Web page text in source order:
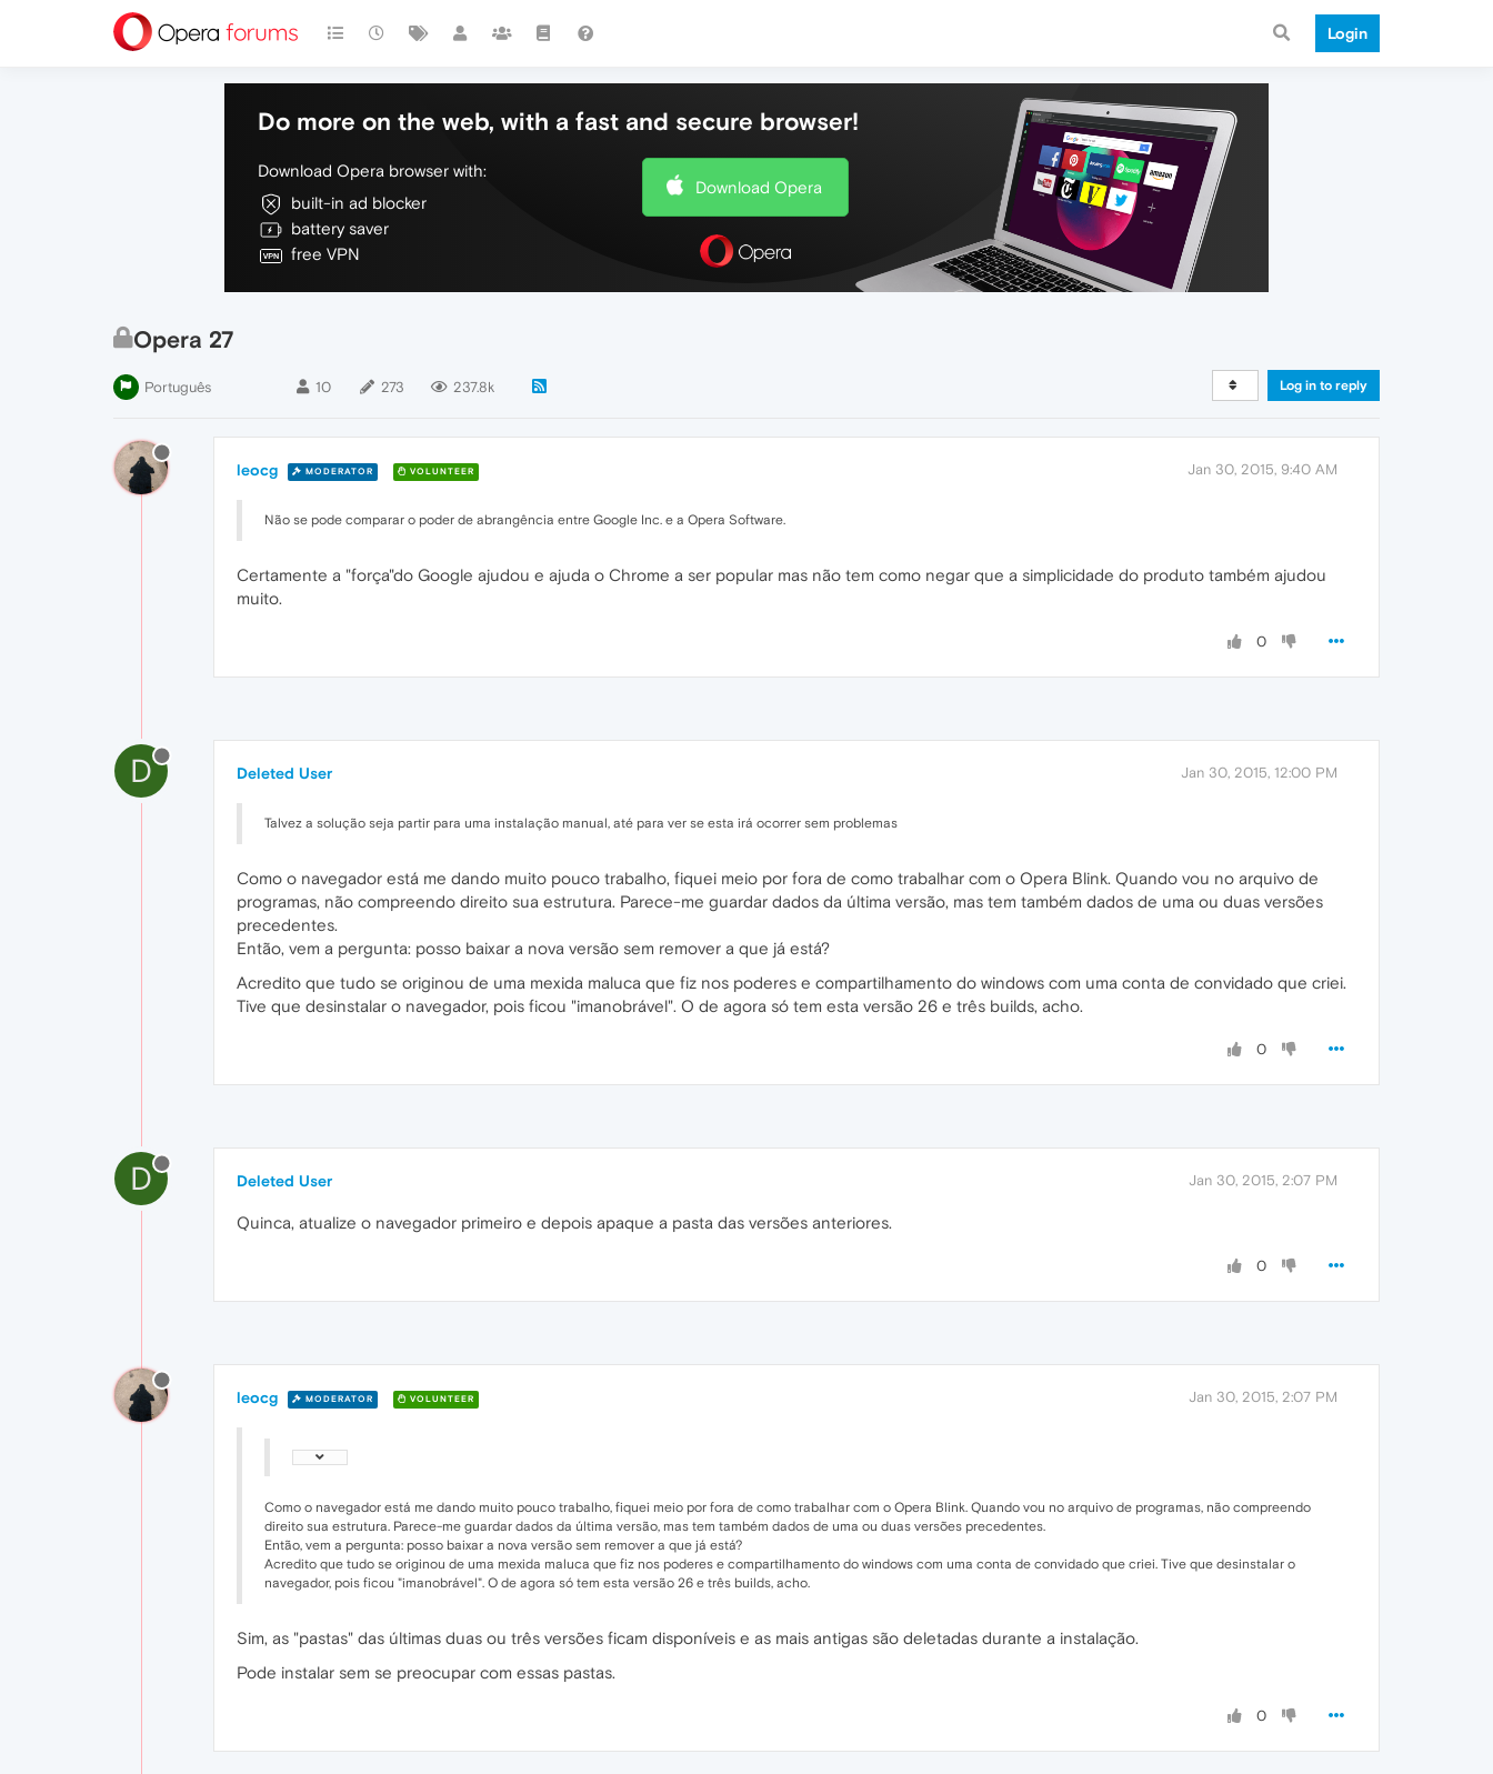
Login
Do more on the web, with a fast and secure browser!
Download Opera browser with:
built-in ad blocker
battery saver
free VPN
Download Opera
Opera 27
Português 10 273 237.8k Log in to reply
leocg MODERATOR VOLUNTEER Jan 30, 2015, 9:40 AM
Não se pode comparar o poder de abrangência entre Google Inc. e a Opera Software.
Certamente a "força"do Google ajudou e ajuda o Chrome a ser popular mas não tem como negar que a simplicidade do produto também ajudou
muito.
0
D Deleted User Jan 30, 2015, 12:00 PM
Talvez a solução seja partir para uma instalação manual, até para ver se esta irá ocorrer sem problemas
Como o navegador está me dando muito pouco trabalho, fiquei meio por fora de como trabalhar com o Opera Blink. Quando vou no arquivo de
programas, não compreendo direito sua estrutura. Parece-me guardar dados da última versão, mas tem também dados de uma ou duas versões
precedentes.
Então, vem a pergunta: posso baixar a nova versão sem remover a que já está?
Acredito que tudo se originou de uma mexida maluca que fiz nos poderes e compartilhamento do windows com uma conta de convidado que criei.
Tive que desinstalar o navegador, pois ficou "imanobrável". O de agora só tem esta versão 26 e três builds, acho.
0
D Deleted User Jan 30, 2015, 2:07 PM
Quinca, atualize o navegador primeiro e depois apaque a pasta das versões anteriores.
0
leocg MODERATOR VOLUNTEER Jan 30, 2015, 2:07 PM
Como o navegador está me dando muito pouco trabalho, fiquei meio por fora de como trabalhar com o Opera Blink. Quando vou no arquivo de programas, não compreendo
direito sua estrutura. Parece-me guardar dados da última versão, mas tem também dados de uma ou duas versões precedentes.
Então, vem a pergunta: posso baixar a nova versão sem remover a que já está?
Acredito que tudo se originou de uma mexida maluca que fiz nos poderes e compartilhamento do windows com uma conta de convidado que criei. Tive que desinstalar o
navegador, pois ficou "imanobrável". O de agora só tem esta versão 26 e três builds, acho.
Sim, as "pastas" das últimas duas ou três versões ficam disponíveis e as mais antigas são deletadas durante a instalação.
Pode instalar sem se preocupar com essas pastas.
0